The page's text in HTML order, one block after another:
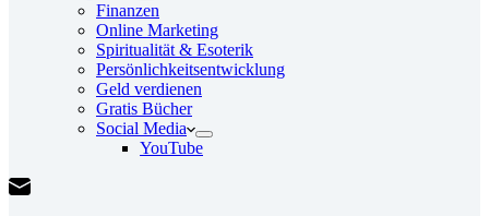
Finanzen
Online Marketing
Spiritualität & Esoterik
Persönlichkeitsentwicklung
Geld verdienen
Gratis Bücher
Social Media
YouTube